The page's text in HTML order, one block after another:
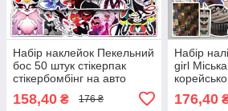
Набір наклейок Пекельний
бос 50 штук стікерпак
стікербомбінг на авто
телефон ноутбук самокат
гаджети
158,40 ₴ 176 ₴
Набір
girl
ноутбук
176,40